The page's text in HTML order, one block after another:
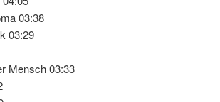
03:38
03:29
Mensch 03:33